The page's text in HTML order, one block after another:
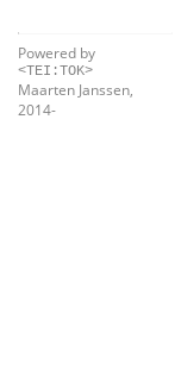
Powered by
<TEI:TOK>
Maarten Janssen,
2014-